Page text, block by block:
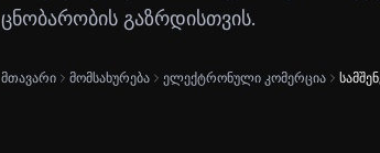
ცნობარობის გაზრდისთვის.
მთავარი მომსახურება ელექტრონული კომერცია